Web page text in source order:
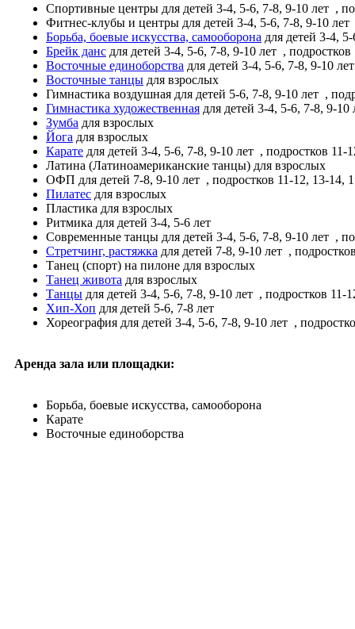
Спортивные центры для детей 3-4, 5-6, 7-8, 9-10 лет ,
Фитнес-клубы и центры для детей 3-4, 5-6, 7-8, 9-10 лет
Борьба, боевые искусства, самооборона для детей 3-4,
Брейк данс для детей 3-4, 5-6, 7-8, 9-10 лет ,
Восточные единоборства для детей 3-4, 5-6, 7-8, 9-10
Восточные танцы для взрослых
Гимнастика воздушная для детей 5-6, 7-8, 9-10 лет ,
Гимнастика художественная для детей 3-4, 5-6, 7-8, 9-10
Зумба для взрослых
Йога для взрослых
Карате для детей 3-4, 5-6, 7-8, 9-10 лет , подростков 11-
Латина (Латиноамериканские танцы) для взрослых
ОФП для детей 7-8, 9-10 лет , подростков 11-12, 13-14,
Пилатес для взрослых
Пластика для взрослых
Ритмика для детей 3-4, 5-6 лет
Современные танцы для детей 3-4, 5-6, 7-8, 9-10 лет ,
Стретчинг, растяжка для детей 7-8, 9-10 лет ,
Танец (спорт) на пилоне для взрослых
Танец живота для взрослых
Танцы для детей 3-4, 5-6, 7-8, 9-10 лет , подростков 11-
Хип-Хоп для детей 5-6, 7-8 лет
Хореография для детей 3-4, 5-6, 7-8, 9-10 лет ,
Аренда зала или площадки:
Борьба, боевые искусства, самооборона
Карате
Восточные единоборства